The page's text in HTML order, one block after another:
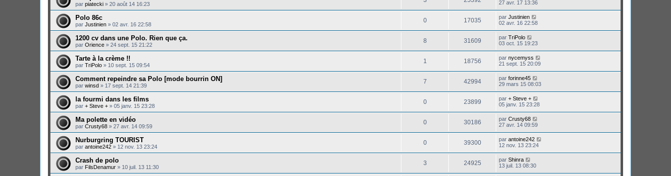
par piatecki » 20 août 14 16:23
27 avr. 17 13:36
Polo 86c
par Justinien » 02 avr. 16 22:58
0 17035 par Justinien
02 avr. 16 22:58
1200 cv dans une Polo. Rien que ça.
par Orience » 24 sept. 15 21:22
8 31609 par TriPolo
03 oct. 15 19:23
Tarte à la crème !!
par TriPolo » 10 sept. 15 09:54
1 18756 par nycemyss
21 sept. 15 20:09
Comment repeindre sa Polo [mode bourrin ON]
par winsd » 17 sept. 14 21:39
7 42994 par forinne45
29 mars 15 08:03
la fourmi dans les films
par + Steve + » 05 janv. 15 23:28
0 23899 par + Steve +
05 janv. 15 23:28
Ma polette en vidéo
par Crusty68 » 27 avr. 14 09:59
0 30186 par Crusty68
27 avr. 14 09:59
Nurburgring TOURIST
par antoine242 » 12 nov. 13 23:24
0 39300 par antoine242
12 nov. 13 23:24
Crash de polo
par FilsDenamur » 10 juil. 13 11:30
3 24925 par Shinra
13 juil. 13 08:30